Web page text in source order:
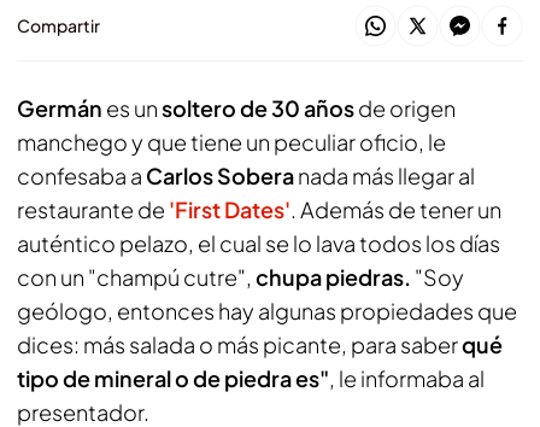
Compartir
Germán es unsoltero de 30 añosde origen
manchego y que tiene un peculiar oficio, le
confesaba a Carlos Soberanada más llegar al
restaurante de 'First Dates'. Además de tener un
auténtico pelazo, el cual se lo lava todos los días
con un "champú cutre", chupa piedras. "Soy
geólogo, entonces hay algunas propiedades que
dices: más salada o más picante, para saberqué
tipo de mineral o de piedra es", le informaba al
presentador.